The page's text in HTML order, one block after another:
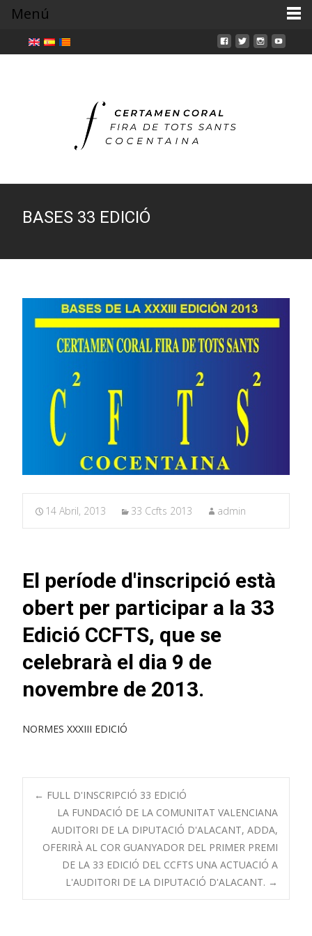
BASES 33 EDICIÓ
14 Abril, 2013 33 Ccfts 2013 admin
El període d'inscripció està
obert per participar a la 33
Edició CCFTS, que se
celebrarà el dia 9 de
novembre de 2013.
NORMES XXXIII EDICIÓ
Navegació
de
publicacions
← FULL D'INSCRIPCIÓ 33 EDICIÓ
LA FUNDACIÓ DE LA COMUNITAT VALENCIANA
AUDITORI DE LA DIPUTACIÓ D'ALACANT, ADDA,
OFERIRÀ AL COR GUANYADOR DEL PRIMER PREMI
DE LA 33 EDICIÓ DEL CCFTS UNA ACTUACIÓ A
L'AUDITORI DE LA DIPUTACIÓ D'ALACANT. →
Menú